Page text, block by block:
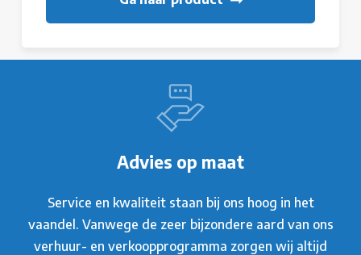
Advies op maat
Service en kwaliteit staan bij ons hoog in het
vaandel. Vanwege de zeer bijzondere aard van ons
verhuur- en verkoopprogramma zorgen wij altijd